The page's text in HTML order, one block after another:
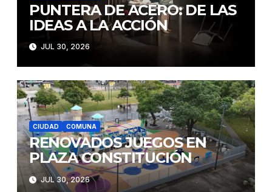
PUNTERA DE ACERO: DE LAS
IDEAS A LA ACCIÓN
JUL 30, 2026
CIUDAD COMUNA
RENOVADOS JUEGOS EN
PLAZA CONSTITUCIÓN
JUL 30, 2026